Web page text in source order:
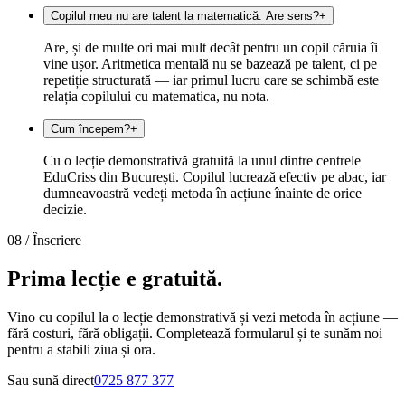
Copilul meu nu are talent la matematică. Are sens?+
Are, și de multe ori mai mult decât pentru un copil căruia îi
vine ușor. Aritmetica mentală nu se bazează pe talent, ci pe
repetiție structurată — iar primul lucru care se schimbă este
relația copilului cu matematica, nu nota.
Cum începem?+
Cu o lecție demonstrativă gratuită la unul dintre centrele
EduCriss din București. Copilul lucrează efectiv pe abac, iar
dumneavoastră vedeți metoda în acțiune înainte de orice
decizie.
08 /Înscriere
Prima lecție e gratuită.
Vino cu copilul la o lecție demonstrativă și vezi metoda în acțiune —
fără costuri, fără obligații. Completează formularul și te sunăm noi
pentru a stabili ziua și ora.
Sau sună direct0725 877 377